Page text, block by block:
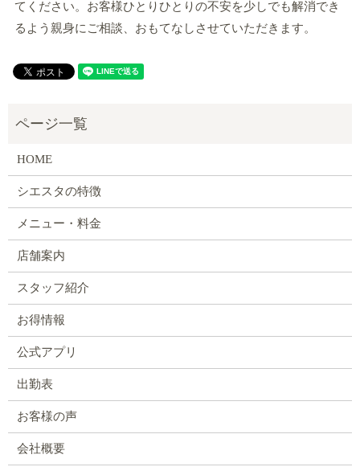
てください。お客様ひとりひとりの不安を少しでも解消でき
るよう親身にご相談、おもてなしさせていただきます。
HOME
シエスタの特徴
メニュー・料金
店舗案内
スタッフ紹介
お得情報
公式アプリ
出勤表
お客様の声
会社概要